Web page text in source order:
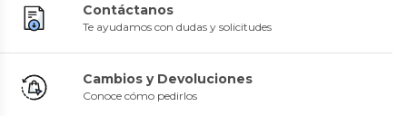
Contáctanos
Te ayudamos con dudas y solicitudes
Cambios y Devoluciones
Conoce cómo pedirlos